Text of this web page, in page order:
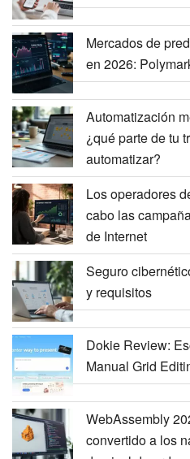
Mercados de
en 2026:
Automatización
¿qué parte de tu
automatizar?
Los operadores
cabo las
de Internet
Seguro
y requisitos
Dokie Review:
Manual Grid
WebAssembly
convertido a los